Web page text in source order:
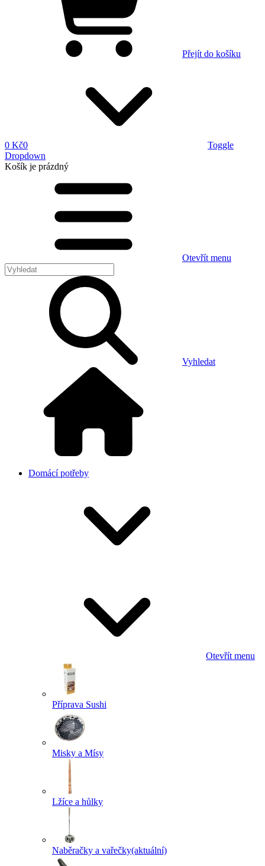
Přejít do košíku
0 Kč0
Toggle
Dropdown
Košík je prázdný
Otevřít menu
Vyhledat
Domácí potřeby
Otevřít menu
Příprava Sushi
Misky a Mísy
Lžíce a hůlky
Naběračky a vařečky(aktuální)